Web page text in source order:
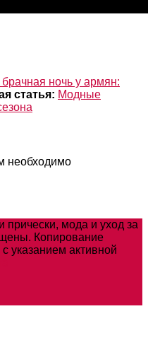
ночь у армян:
статья: Модные
необходимо
прически, мода и уход за
Копирование
указанием активной